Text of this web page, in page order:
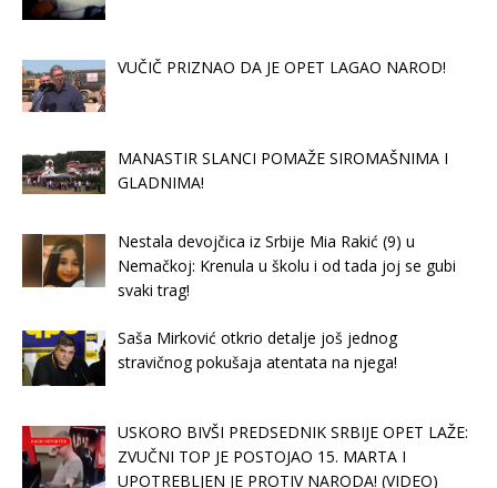
VUČIČ PRIZNAO DA JE OPET LAGAO NAROD!
MANASTIR SLANCI POMAŽE SIROMAŠNIMA I
GLADNIMA!
Nestala devojčica iz Srbije Mia Rakić (9) u
Nemačkoj: Krenula u školu i od tada joj se gubi
svaki trag!
Saša Mirković otkrio detalje još jednog
stravičnog pokušaja atentata na njega!
USKORO BIVŠI PREDSEDNIK SRBIJE OPET LAŽE:
ZVUČNI TOP JE POSTOJAO 15. MARTA I
UPOTREBLJEN JE PROTIV NARODA! (VIDEO)